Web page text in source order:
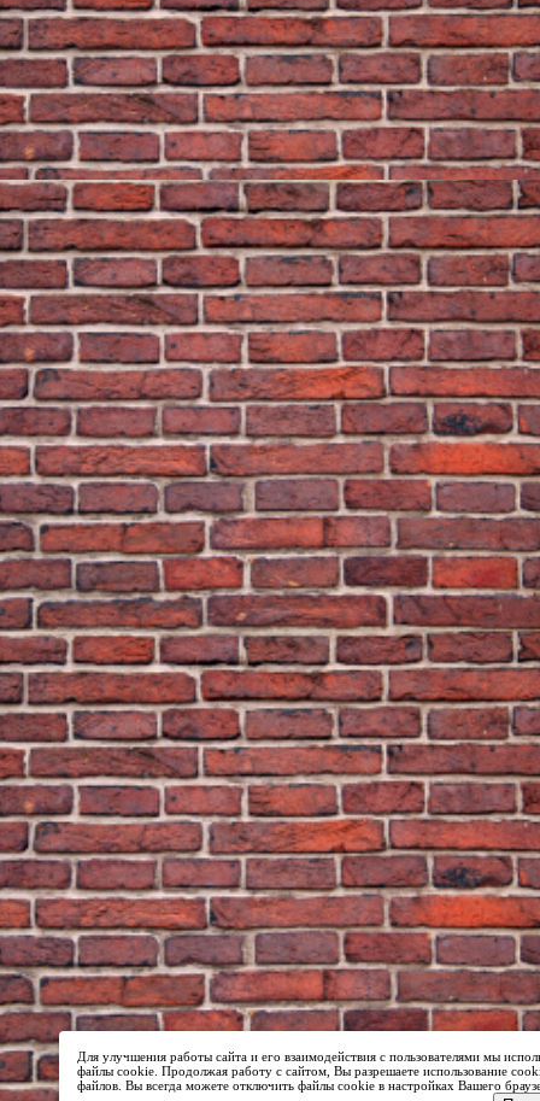
Для улучшения работы сайта и его взаимодействия с пользователями мы
файлы cookie. Продолжая работу с сайтом, Вы разрешаете использование
файлов. Вы всегда можете отключить файлы cookie в настройках Вашего